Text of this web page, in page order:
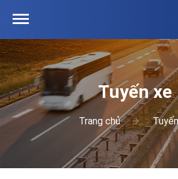
Tuyến xe
Trang chủ